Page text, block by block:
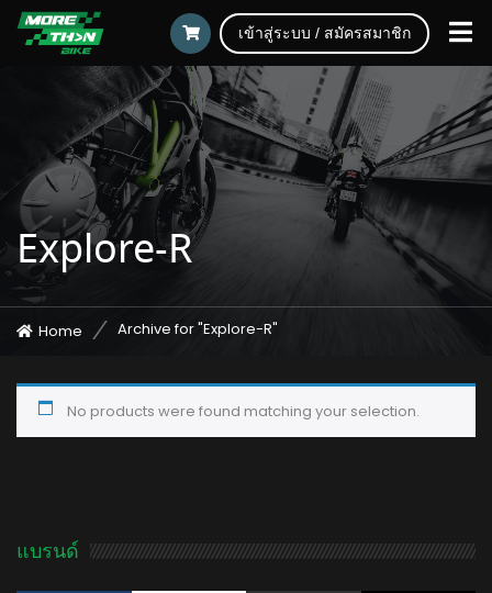
เข้าสู่ระบบ / สมัครสมาชิก
Explore-R
Home Archive for "Explore-R"
No products were found matching your selection.
แบรนด์